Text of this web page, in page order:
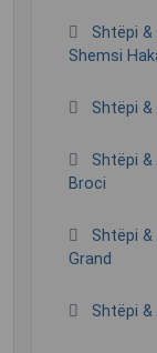
Shtëpi
Shemsi
Shtëpi
Shtëpi
Broci
Shtëpi
Grand
Shtëpi